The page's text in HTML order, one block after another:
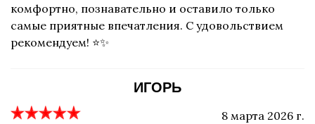
комфортно, познавательно и оставило только
самые приятные впечатления. С удовольствием
рекомендуем! ⭐️✨
ИГОРЬ
8 марта 2026 г.